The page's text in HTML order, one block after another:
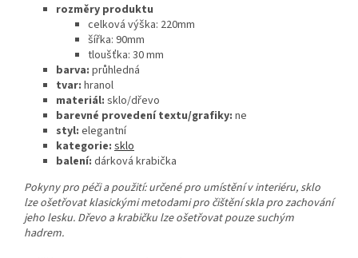
rozměry produktu
celková výška: 220mm
šířka: 90mm
tloušťka: 30 mm
barva: průhledná
tvar: hranol
materiál: sklo/dřevo
barevné provedení textu/grafiky: ne
styl: elegantní
kategorie: sklo
balení: dárková krabička
Pokyny pro péči a použití: určené pro umístění v interiéru, sklo
lze ošetřovat klasickými metodami pro čištění skla pro zachování
jeho lesku. Dřevo a krabičku lze ošetřovat pouze suchým
hadrem.